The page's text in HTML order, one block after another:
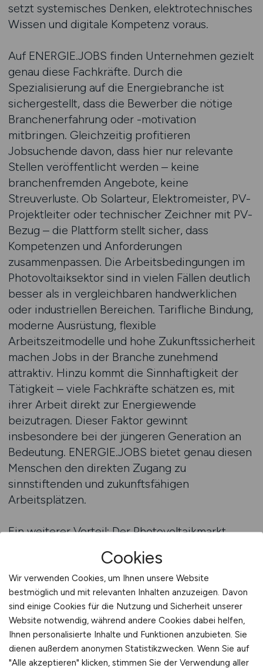
setzt systemisches Denken, elektrotechnisches
Wissen und digitale Kompetenz voraus.
Auf ENERGIE.JOBS finden Unternehmen gezielt
genau diese Fachkräfte. Durch die
Spezialisierung auf die Energiebranche ist
sichergestellt, dass die Bewerber die nötige
Branchenerfahrung oder -motivation
mitbringen. Gleichzeitig profitieren
Jobsuchende davon, dass hier nur relevante
Stellen veröffentlicht werden – keine
branchenfremden Angebote, keine
Streuverluste. Ob Solarteur, Elektromeister, PV-
Projektleiter oder technischer Zeichner mit PV-
Bezug – die Plattform stellt sicher, dass
Kompetenzen und Anforderungen
zusammenpassen. Die Arbeitsbedingungen im
Photovoltaiksektor sind in vielen Fällen deutlich
besser als in vergleichbaren handwerklichen
oder industriellen Bereichen. Tarifliche Bindung,
moderne Ausrüstung, flexible
Arbeitszeitmodelle und hohe Zukunftssicherheit
machen Jobs in der Branche zunehmend
attraktiv. Hinzu kommt die Sinnhaftigkeit der
Tätigkeit – viele Fachkräfte schätzen es, mit
ihrer Arbeit direkt zur Energiewende
beizutragen. Dieser Faktor gewinnt
insbesondere bei der jüngeren Generation an
Bedeutung. ENERGIE.JOBS bietet genau diesen
Menschen den direkten Zugang zu
sinnstiftenden und zukunftsfähigen
Arbeitsplätzen.
Ein weiterer Vorteil: Der Photovoltaikmarkt
der technologischen Tiefe. Neue Modularten,
bifaziale Systeme, Agro-PV, Floating PV oder
gebäudeintegrierte Lösungen erfordern
zunehmend spezialisierte Fachkenntnisse.
Unternehmen, die solche innovativen Projekte
umsetzen, brauchen Mitarbeiter, die offen für
Neues sind, bereit zur Weiterbildung und in der
Cookies
Wir verwenden Cookies, um Ihnen unsere Website
bestmöglich und mit relevanten Inhalten anzuzeigen. Davon
sind einige Cookies für die Nutzung und Sicherheit unserer
Website notwendig, während andere Cookies dabei helfen,
Ihnen personalisierte Inhalte und Funktionen anzubieten. Sie
dienen außerdem anonymen Statistikzwecken. Wenn Sie auf
"Alle akzeptieren" klicken, stimmen Sie der Verwendung aller